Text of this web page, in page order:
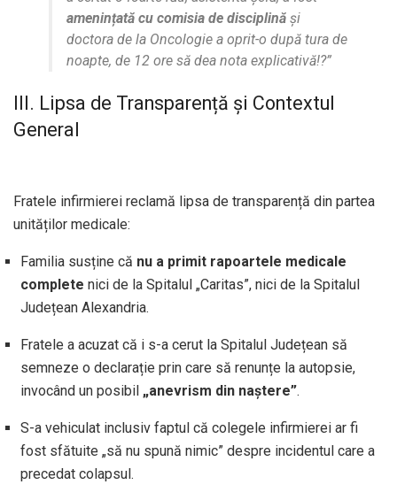
amenințată cu comisia de disciplină și
doctora de la Oncologie a oprit-o după tura de
noapte, de 12 ore să dea nota explicativă!?”
III. Lipsa de Transparență și Contextul
General
Fratele infirmierei reclamă lipsa de transparență din partea
unităților medicale:
Familia susține că nu a primit rapoartele medicale
complete nici de la Spitalul „Caritas”, nici de la Spitalul
Județean Alexandria.
Fratele a acuzat că i s-a cerut la Spitalul Județean să
semneze o declarație prin care să renunțe la autopsie,
invocând un posibil „anevrism din naștere”.
S-a vehiculat inclusiv faptul că colegele infirmierei ar fi
fost sfătuite „să nu spună nimic” despre incidentul care a
precedat colapsul.